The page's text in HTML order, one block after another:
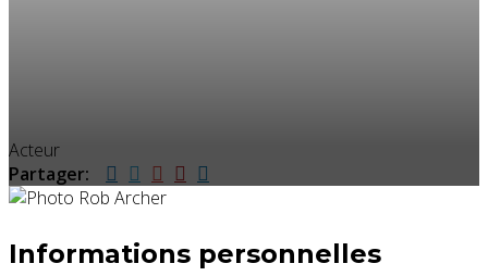
Acteur
Partager:
Informations personnelles